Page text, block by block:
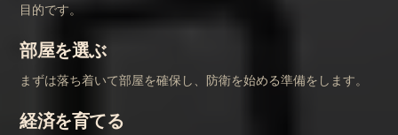
目的です。
部屋を選ぶ
まずは落ち着いて部屋を確保し、防衛を始める準備をします。
経済を育てる